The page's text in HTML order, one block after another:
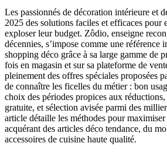
Les passionnés de décoration intérieure et
2025 des solutions faciles et efficaces pour
exploser leur budget. Zôdio, enseigne
décennies, s’impose comme une référence
shopping déco grâce à sa large gamme de
fois en magasin et sur sa plateforme de
pleinement des offres spéciales proposées
de connaître les ficelles du métier : bon
choix des périodes propices aux
gratuite, et sélection avisée parmi des
article détaille les méthodes pour maximiser
acquérant des articles déco tendance, du
accessoires de cuisine haute qualité.